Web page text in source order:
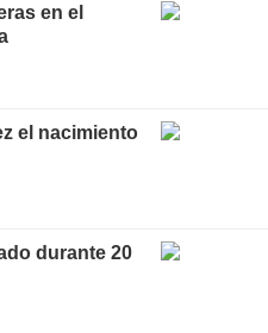
en el
el nacimiento
durante 20